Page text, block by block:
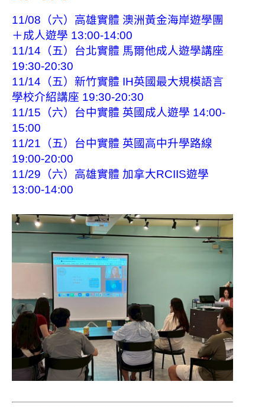
11/08（六）高雄實體 澳洲黃金海岸遊學團
＋成人遊學 13:00-14:00
11/14（五）台北實體 馬爾他成人遊學講座
19:30-20:30
11/14（五）新竹實體 IH英國最大規模語言
學校介紹講座 19:30-20:30
11/15（六）台中實體 英國成人遊學 14:00-
15:00
11/21（五）台中實體 英國高中升學路線
19:00-20:00
11/29（六）高雄實體 加拿大RCIIS遊學
13:00-14:00